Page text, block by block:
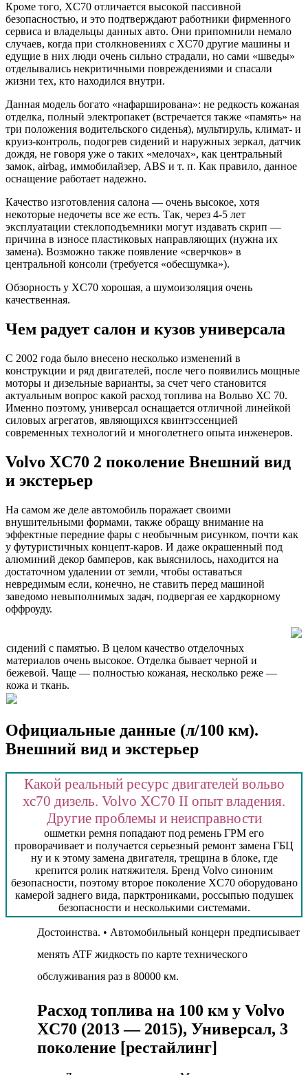
Кроме того, XC70 отличается высокой пассивной
безопасностью, и это подтверждают работники фирменного
сервиса и владельцы данных авто. Они припомнили немало
случаев, когда при столкновениях с XC70 другие машины и
едущие в них люди очень сильно страдали, но сами «шведы»
отделывались некритичными повреждениями и спасали
жизни тех, кто находился внутри.
Данная модель богато «нафарширована»: не редкость кожаная
отделка, полный электропакет (встречается также «память» на
три положения водительского сиденья), мультируль, климат- и
круиз-контроль, подогрев сидений и наружных зеркал, датчик
дождя, не говоря уже о таких «мелочах», как центральный
замок, airbag, иммобилайзер, ABS и т. п. Как правило, данное
оснащение работает надежно.
Качество изготовления салона — очень высокое, хотя
некоторые недочеты все же есть. Так, через 4-5 лет
эксплуатации стеклоподъемники могут издавать скрип —
причина в износе пластиковых направляющих (нужна их
замена). Возможно также появление «сверчков» в
центральной консоли (требуется «обесшумка»).
Обзорность у XC70 хорошая, а шумоизоляция очень
качественная.
Чем радует салон и кузов универсала
С 2002 года было внесено несколько изменений в
конструкции и ряд двигателей, после чего появились мощные
моторы и дизельные варианты, за счет чего становится
актуальным вопрос какой расход топлива на Вольво ХС 70.
Именно поэтому, универсал оснащается отличной линейкой
силовых агрегатов, являющихся квинтэссенцией
современных технологий и многолетнего опыта инженеров.
Volvo XC70 2 поколение Внешний вид
и экстерьер
На самом же деле автомобиль поражает своими
внушительными формами, также обращу внимание на
эффектные передние фары с необычным рисунком, почти как
у футуристичных концепт-каров. И даже окрашенный под
алюминий декор бамперов, как выяснилось, находится на
достаточном удалении от земли, чтобы оставаться
невредимым если, конечно, не ставить перед машиной
заведомо невыполнимых задач, подвергая ее хардкорному
оффроуду.
сидений с памятью. В целом качество отделочных
материалов очень высокое. Отделка бывает черной и
бежевой. Чаще — полностью кожаная, несколько реже —
кожа и ткань.
Официальные данные (л/100 км).
Внешний вид и экстерьер
Какой реальный ресурс двигателей вольво
хс70 дизель. Volvo XC70 II опыт владения.
Другие проблемы и неисправности
ошметки ремня попадают под ремень ГРМ его
проворачивает и получается серьезный ремонт замена ГБЦ
ну и к этому замена двигателя, трещина в блоке, где
крепится ролик натяжителя. Бренд Volvo синоним
безопасности, поэтому второе поколение XC70 оборудовано
камерой заднего вида, парктрониками, россыпью подушек
безопасности и несколькими системами.
Достоинства. • Автомобильный концерн предписывает
менять ATF жидкость по карте технического
обслуживания раз в 80000 км.
Расход топлива на 100 км у Volvo
XC70 (2013 — 2015), Универсал, 3
поколение [рестайлинг]